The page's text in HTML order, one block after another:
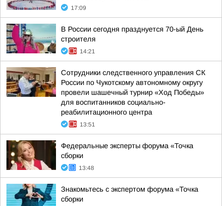
17:09
В России сегодня празднуется 70-ый День
строителя
14:21
Сотрудники следственного управления СК
России по Чукотскому автономному округу
провели шашечный турнир «Ход Победы»
для воспитанников социально-
реабилитационного центра
13:51
Федеральные эксперты форума «Точка
сборки
13:48
Знакомьтесь с экспертом форума «Точка
сборки